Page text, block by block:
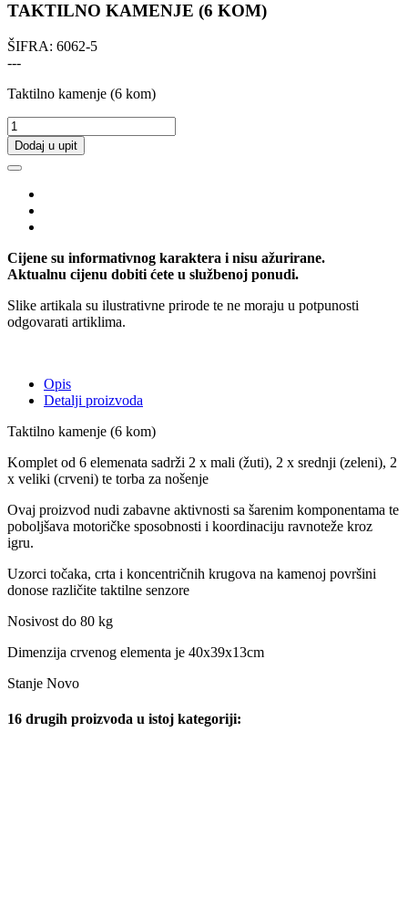
TAKTILNO KAMENJE (6 KOM)
ŠIFRA: 6062-5
---
Taktilno kamenje (6 kom)
Dodaj u upit
Cijene su informativnog karaktera i nisu ažurirane.
Aktualnu cijenu dobiti ćete u službenoj ponudi.
Slike artikala su ilustrativne prirode te ne moraju u potpunosti
odgovarati artiklima.
Opis
Detalji proizvoda
Taktilno kamenje (6 kom)
Komplet od 6 elemenata sadrži 2 x mali (žuti), 2 x srednji (zeleni), 2
x veliki (crveni) te torba za nošenje
Ovaj proizvod nudi zabavne aktivnosti sa šarenim komponentama te
poboljšava motoričke sposobnosti i koordinaciju ravnoteže kroz
igru.
Uzorci točaka, crta i koncentričnih krugova na kamenoj površini
donose različite taktilne senzore
Nosivost do 80 kg
Dimenzija crvenog elementa je 40x39x13cm
Stanje Novo
16 drugih proizvoda u istoj kategoriji: